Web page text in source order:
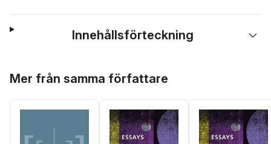
Innehållsförteckning
Mer från samma författare